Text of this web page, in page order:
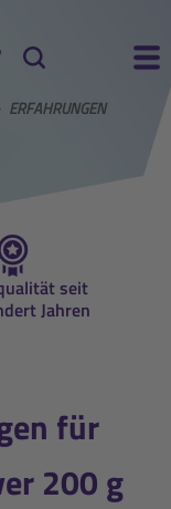
Warenkorb
Suche
ERFAHRUNGEN
seit
Jahren
für
200 g